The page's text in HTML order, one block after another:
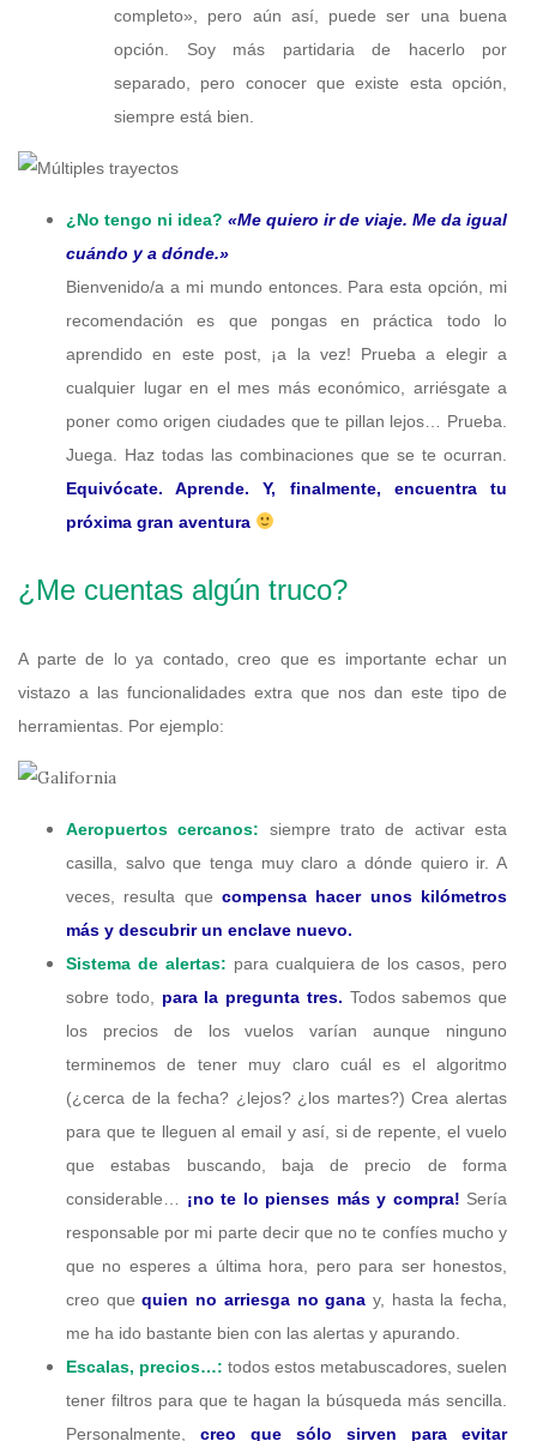
completo», pero aún así, puede ser una buena
opción. Soy más partidaria de hacerlo por
separado, pero conocer que existe esta opción,
siempre está bien.
¿No tengo ni idea? «Me quiero ir de viaje. Me da igual
cuándo y a dónde.»
Bienvenido/a a mi mundo entonces. Para esta opción, mi
recomendación es que pongas en práctica todo lo
aprendido en este post, ¡a la vez! Prueba a elegir a
cualquier lugar en el mes más económico, arriésgate a
poner como origen ciudades que te pillan lejos… Prueba.
Juega. Haz todas las combinaciones que se te ocurran.
Equivócate. Aprende. Y, finalmente, encuentra tu
próxima gran aventura
¿Me cuentas algún truco?
A parte de lo ya contado, creo que es importante echar un
vistazo a las funcionalidades extra que nos dan este tipo de
herramientas. Por ejemplo:
Aeropuertos cercanos: siempre trato de activar esta
casilla, salvo que tenga muy claro a dónde quiero ir. A
veces, resulta que compensa hacer unos kilómetros
más y descubrir un enclave nuevo.
Sistema de alertas: para cualquiera de los casos, pero
sobre todo, para la pregunta tres. Todos sabemos que
los precios de los vuelos varían aunque ninguno
terminemos de tener muy claro cuál es el algoritmo
(¿cerca de la fecha? ¿lejos? ¿los martes?) Crea alertas
para que te lleguen al email y así, si de repente, el vuelo
que estabas buscando, baja de precio de forma
considerable… ¡no te lo pienses más y compra! Sería
responsable por mi parte decir que no te confíes mucho y
que no esperes a última hora, pero para ser honestos,
creo quequien no arriesga no gana y, hasta la fecha,
me ha ido bastante bien con las alertas y apurando.
Escalas, precios…: todos estos metabuscadores, suelen
tener filtros para que te hagan la búsqueda más sencilla.
Personalmente, creo que sólo sirven para evitar